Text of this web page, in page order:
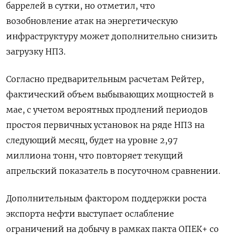
баррелей в сутки, но отметил, что
возобновление атак на энергетическую
инфраструктуру может дополнительно снизить
загрузку НПЗ.
Согласно предварительным расчетам Рейтер,
фактический объем выбывающих мощностей в
мае, с учетом вероятных продлений периодов
простоя первичных установок на ряде НПЗ на
следующий месяц, будет на уровне 2,97
миллиона тонн, что повторяет текущий
апрельский показатель в посуточном сравнении.
Дополнительным фактором поддержки роста
экспорта нефти выступает ослабление
ограничений на добычу в рамках пакта ОПЕК+ со